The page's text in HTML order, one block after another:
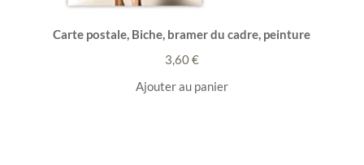
Carte postale, Biche, bramer du cadre, peinture
3,60€
Ajouter au panier